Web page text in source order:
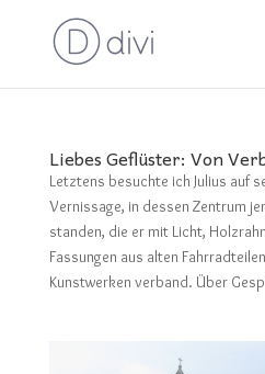
Liebes Geflüster: Von
Letztens besuchte ich Julius auf
Vernissage, in dessen Zentrum
standen, die er mit Licht,
Fassungen aus alten
Kunstwerken verband. Über